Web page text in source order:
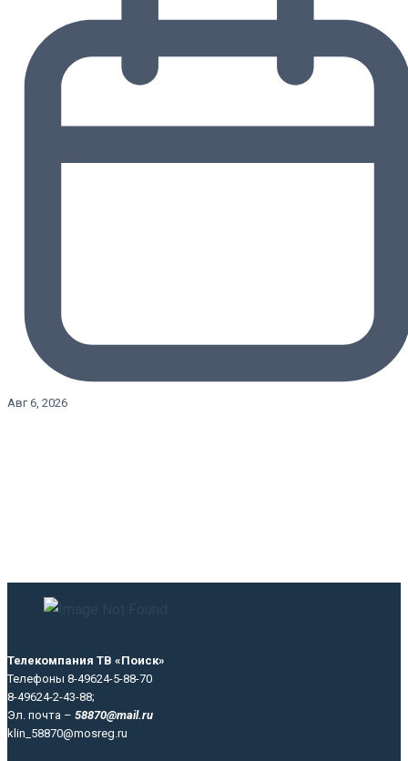
Авг 6, 2026
Телекомпания ТВ «Поиск»
Телефоны 8-49624-5-88-70
8-49624-2-43-88;
Эл. почта – 58870@mail.ru
klin_58870@mosreg.ru